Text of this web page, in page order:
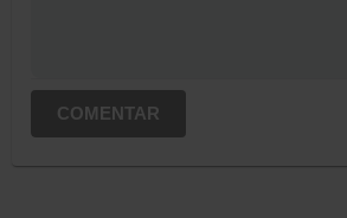
COMENTAR